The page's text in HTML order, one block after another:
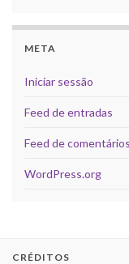
META
Iniciar sessão
Feed de entradas
Feed de comentários
WordPress.org
CRÉDITOS